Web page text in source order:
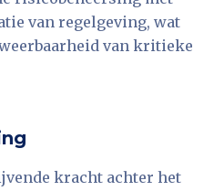
van regelgeving, wat
van kritieke
kracht achter het